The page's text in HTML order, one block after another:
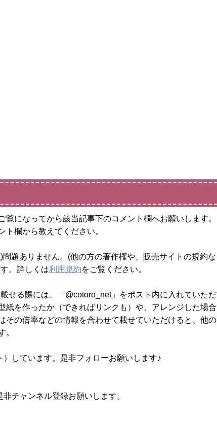
覧になってから該当記事下のコメント欄へお願いします。
ト欄から教えてください。
題ありません。(他の方の著作権や、販売サイトの規約な
。詳しくは利用規約をご覧ください。
せる際には、「@cotoro_net」をポスト内に入れていただ
紙を作ったか（できればリンクも）や、アレンジした場合
その倍率などの情報を合わせて載せていただけると、他の
。
しています。是非フォローお願いします♪
チャンネル登録お願いします。